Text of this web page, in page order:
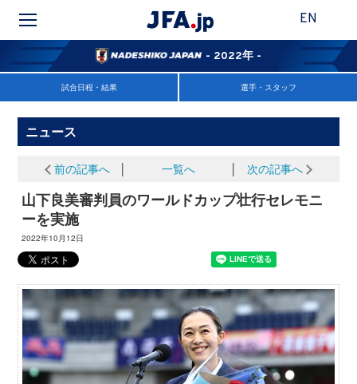
EN
- 2022年 -
試合日程・結果 選手・スタッフ
ニュース
前の記事へ 一覧へ 次の記事へ
山下良美審判員のワールドカップ壮行セレモニ
ーを実施
2022年10月12日